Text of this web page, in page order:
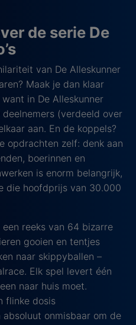
de serie De
van De Alleskunner
Maak je dan klaar
in De Alleskunner
deelnemers (verdeeld over
aan. En de koppels?
opdrachten zelf: denk aan
boerinnen en
is enorm belangrijk,
die hoofdprijs van 30.000
een reeks van 64 bizarre
gooien en tentjes
naar skippyballen –
Elk spel levert één
naar huis moet.
flinke dosis
onmisbaar om de